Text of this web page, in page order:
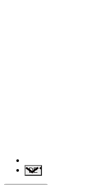
DE